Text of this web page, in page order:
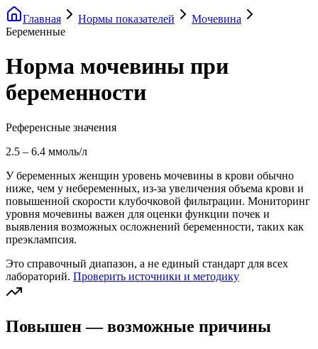
Главная Нормы показателей
Мочевина
Беременные
Норма мочевины при
беременности
Референсные значения
2.5 – 6.4 ммоль/л
У беременных женщин уровень мочевины в крови обычно
ниже, чем у небеременных, из-за увеличения объема крови и
повышенной скорости клубочковой фильтрации. Мониторинг
уровня мочевины важен для оценки функции почек и
выявления возможных осложнений беременности, таких как
преэклампсия.
Это справочный диапазон, а не единый стандарт для всех
лабораторий. Проверить источники и методику
Повышен — возможные причины